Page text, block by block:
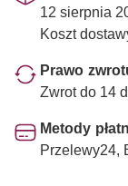
12 sierpnia
Koszt
Prawo
Zwrot do 14
Metody
Przelewy24,